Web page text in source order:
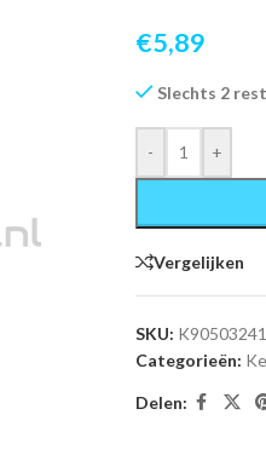
€5,89
Slechts 2
- +
Vergelijken
SKU: K90503241
Categorieën:
Delen: